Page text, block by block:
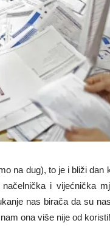
na dug), to je i bliži dan
i vijećnička
nas birača da su
ona više nije od koristi!